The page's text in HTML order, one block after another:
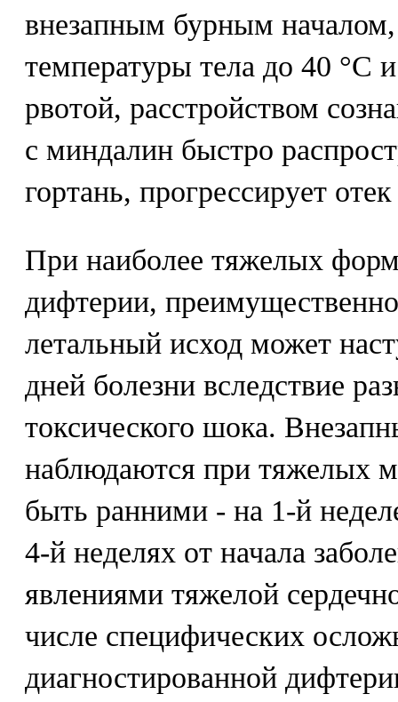
внезапным бурным
температуры тела до 40 °С
рвотой, расстройством
с миндалин быстро
гортань, прогрессирует
При наиболее тяжелых
дифтерии,
летальный исход может
дней болезни вследствие
токсического шока.
наблюдаются при тяжелых
быть ранними - на 1-й
4-й неделях от начала
явлениями тяжелой
числе специфических
диагностированной